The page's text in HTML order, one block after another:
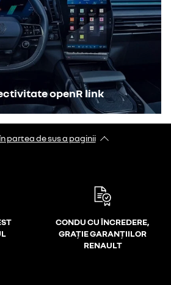
openR link
partea de sus a paginii
CONDU CU ÎNCREDERE,
GRAȚIE GARANȚIILOR
RENAULT